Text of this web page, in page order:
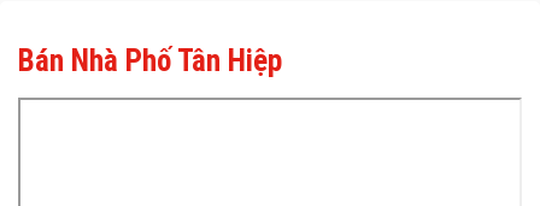
Bán Nhà Phố Tân Hiệp